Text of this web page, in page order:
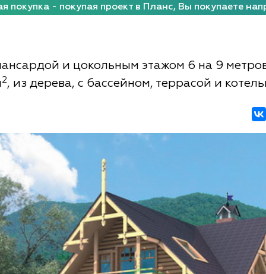
покупка - покупая проект в Планс, Вы покупаете
и цокольным этажом 6 на 9
2, из дерева, с бассейном, террасой и